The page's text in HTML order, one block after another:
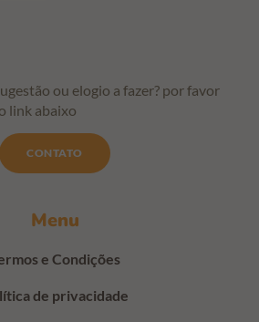
Menu
e Condições
de privacidade
ou elogio a fazer? por favor
link abaixo
CONTATO